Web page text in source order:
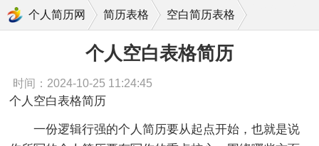
个人简历网 简历表格 空白简历表格
个人空白表格简历
时间：2024-10-25 11:24:45
个人空白表格简历
一份逻辑行强的个人简历要从起点开始，也就是说